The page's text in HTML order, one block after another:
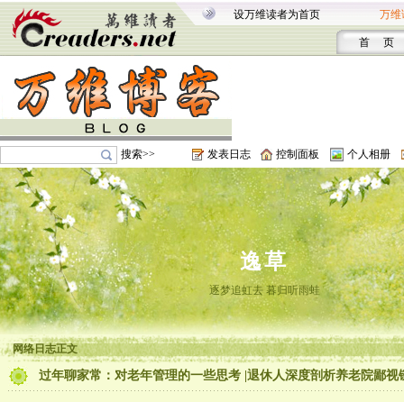
设万维读者为首页 万维
首 页
搜索>> 发表日志 控制面板 个人相册
逸草
逐梦追虹去 暮归听雨蛙
网络日志正文
过年聊家常：对老年管理的一些思考 |退休人深度剖析养老院鄙视